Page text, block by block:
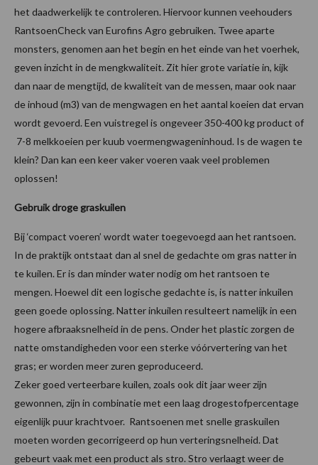
het daadwerkelijk te controleren. Hiervoor kunnen veehouders
RantsoenCheck van Eurofins Agro gebruiken. Twee aparte
monsters, genomen aan het begin en het einde van het voerhek,
geven inzicht in de mengkwaliteit. Zit hier grote variatie in, kijk
dan naar de mengtijd, de kwaliteit van de messen, maar ook naar
de inhoud (m3) van de mengwagen en het aantal koeien dat ervan
wordt gevoerd. Een vuistregel is ongeveer 350-400 kg product of
7-8 melkkoeien per kuub voermengwageninhoud. Is de wagen te
klein? Dan kan een keer vaker voeren vaak veel problemen
oplossen!
Gebruik droge graskuilen
Bij ‘compact voeren’ wordt water toegevoegd aan het rantsoen.
In de praktijk ontstaat dan al snel de gedachte om gras natter in
te kuilen. Er is dan minder water nodig om het rantsoen te
mengen. Hoewel dit een logische gedachte is, is natter inkuilen
geen goede oplossing. Natter inkuilen resulteert namelijk in een
hogere afbraaksnelheid in de pens. Onder het plastic zorgen de
natte omstandigheden voor een sterke vóórvertering van het
gras; er worden meer zuren geproduceerd.
Zeker goed verteerbare kuilen, zoals ook dit jaar weer zijn
gewonnen, zijn in combinatie met een laag drogestofpercentage
eigenlijk puur krachtvoer. Rantsoenen met snelle graskuilen
moeten worden gecorrigeerd op hun verteringsnelheid. Dat
gebeurt vaak met een product als stro. Stro verlaagt weer de